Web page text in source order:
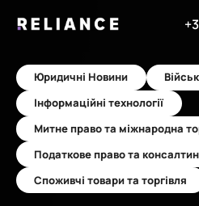
Юридичні Новини
Інформаційні технології
Митне право та міжнародна
Податкове право та
Споживчі товари та торгівля